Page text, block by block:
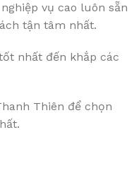
vụ cao luôn sẵn
tận tâm nhất.
nhất đến khắp các
Thiên để chọn